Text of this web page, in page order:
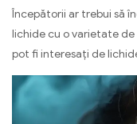
Începătorii ar trebui să
lichide cu o varietate
pot fi interesați de